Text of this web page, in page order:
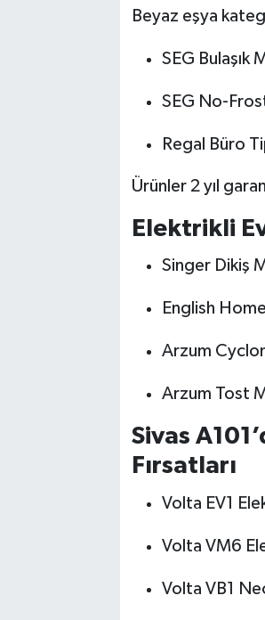
Beyaz eşya
SEG Bulaşık
SEG No-
Regal Büro
Ürünler 2 yıl
Elektrikli
Singer Dikiş
English
Arzum
Arzum Tost
Sivas
Fırsatları
Volta EV1
Volta VM6
Volta VB1